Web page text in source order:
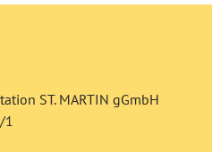
ST. MARTIN gGmbH
1